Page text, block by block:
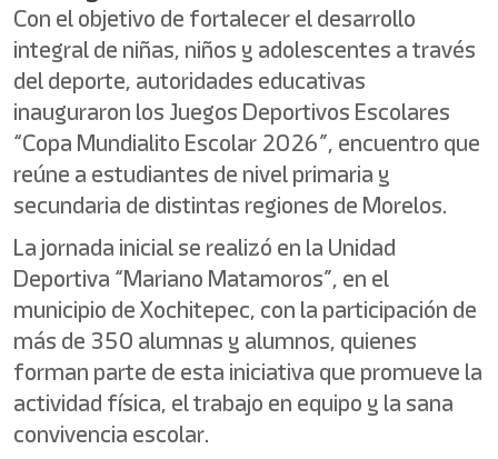
Con el objetivo de fortalecer el desarrollo
integral de niñas, niños y adolescentes a través
del deporte, autoridades educativas
inauguraron los Juegos Deportivos Escolares
“Copa Mundialito Escolar 2026”, encuentro que
reúne a estudiantes de nivel primaria y
secundaria de distintas regiones de Morelos.
La jornada inicial se realizó en la Unidad
Deportiva “Mariano Matamoros”, en el
municipio de Xochitepec, con la participación de
más de 350 alumnas y alumnos, quienes
forman parte de esta iniciativa que promueve la
actividad física, el trabajo en equipo y la sana
convivencia escolar.